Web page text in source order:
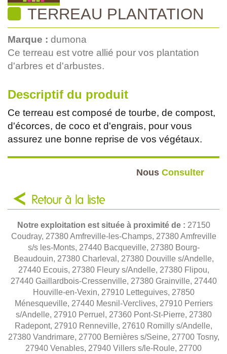
TERREAU PLANTATION
Marque : dumona
Ce terreau est votre allié pour vos plantation
d'arbres et d'arbustes.
Descriptif du produit
Ce terreau est composé de tourbe, de compost,
d'écorces, de coco et d'engrais, pour vous
assurez une bonne reprise de vos végétaux.
Nous Consulter
Retour à la liste
Notre exploitation est située à proximité de : 27150
Coudray, 27380 Amfreville-les-Champs, 27380 Amfreville
s/s les-Monts, 27440 Bacqueville, 27380 Bourg-
Beaudouin, 27380 Charleval, 27380 Douville s/Andelle,
27440 Ecouis, 27380 Fleury s/Andelle, 27380 Flipou,
27440 Gaillardbois-Cressenville, 27380 Grainville, 27440
Houville-en-Vexin, 27910 Letteguives, 27850
Ménesqueville, 27440 Mesnil-Verclives, 27910 Perriers
s/Andelle, 27910 Perruel, 27360 Pont-St-Pierre, 27380
Radepont, 27910 Renneville, 27610 Romilly s/Andelle,
27380 Vandrimare, 27700 Bernières s/Seine, 27700 Tosny,
27940 Venables, 27940 Villers s/le-Roule, 27700